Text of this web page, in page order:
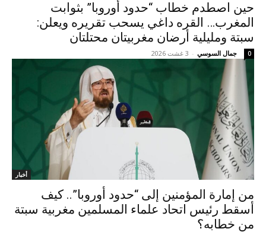
حين اصطدم خطاب “حدود أوروبا” بثوابت
المغرب… القره داغي يسحب تقريره ويعلن:
سبتة ومليلية أرضان مغربيتان محتلتان
جمال السوسي - 3 غشت 2026 0
أخبار
من إمارة المؤمنين إلى “حدود أوروبا”.. كيف
أسقط رئيس اتحاد علماء المسلمين مغربية سبتة
من خطابه؟